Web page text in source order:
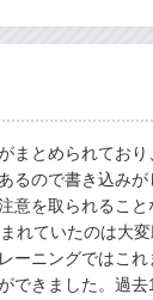
まとめられてお
るので書き込み
意を取られるこ
れていたのは大
ーニングではこ
できました。過